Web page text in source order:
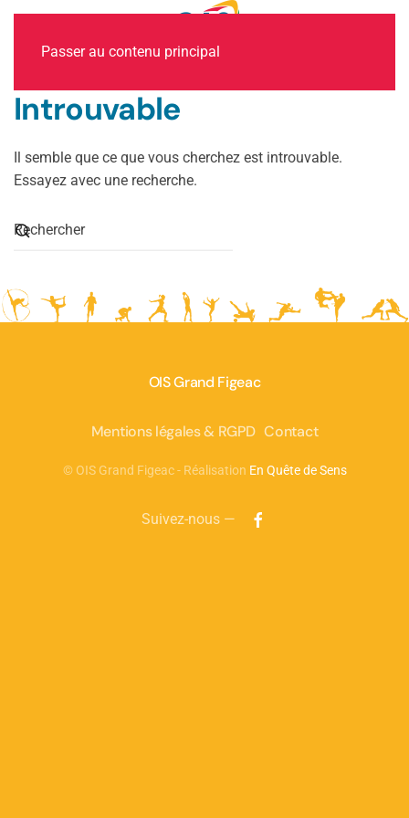
Passer au contenu principal
Introuvable
Il semble que ce que vous cherchez est introuvable.
Essayez avec une recherche.
OIS Grand Figeac
Mentions légales & RGPD Contact
© OIS Grand Figeac - Réalisation En Quête de Sens
Suivez-nous —